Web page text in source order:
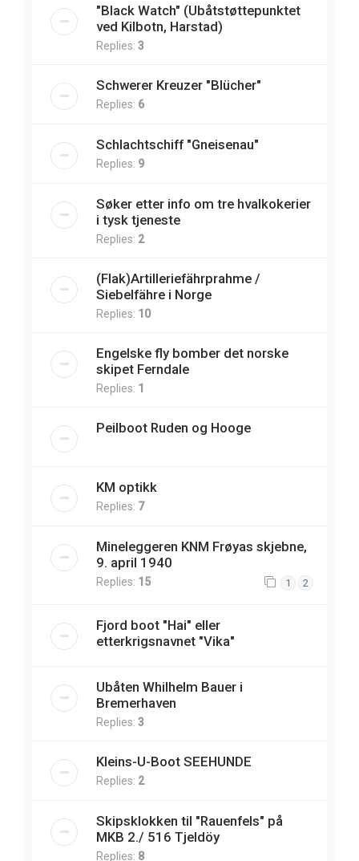
"Black Watch" (Ubåtstøttepunktet
ved Kilbotn, Harstad)
Replies: 3
Schwerer Kreuzer "Blücher"
Replies: 6
Schlachtschiff "Gneisenau"
Replies: 9
Søker etter info om tre hvalkokerier
i tysk tjeneste
Replies: 2
(Flak)Artilleriefährprahme /
Siebelfähre i Norge
Replies: 10
Engelske fly bomber det norske
skipet Ferndale
Replies: 1
Peilboot Ruden og Hooge
KM optikk
Replies: 7
Mineleggeren KNM Frøyas skjebne,
9. april 1940
Replies: 15 1 2
Fjord boot "Hai" eller
etterkrigsnavnet "Vika"
Ubåten Whilhelm Bauer i
Bremerhaven
Replies: 3
Kleins-U-Boot SEEHUNDE
Replies: 2
Skipsklokken til "Rauenfels" på
MKB 2./ 516 Tjeldöy
Replies: 8